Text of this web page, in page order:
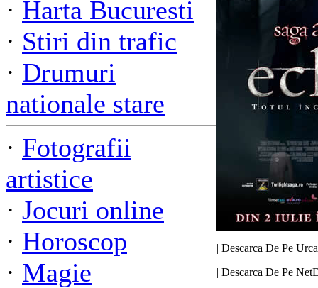
· Harta Bucuresti
· Stiri din trafic
· Drumuri
nationale stare
· Fotografii
artistice
· Jocuri online
· Horoscop
· Magie
| Descarca De Pe
| Descarca De Pe